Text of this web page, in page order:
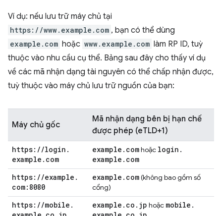
Ví dụ: nếu lưu trữ máy chủ tại
https://www.example.com , bạn có thể dùng
example.com hoặc www.example.com làm RP ID, tuỳ
thuộc vào nhu cầu cụ thể. Bảng sau đây cho thấy ví dụ
về các mã nhận dạng tài nguyên có thể chấp nhận được,
tuỳ thuộc vào máy chủ lưu trữ nguồn của bạn:
Máy chủ gốc
Mã nhận dạng bên bị hạn chế
được phép (eTLD+1)
https: //login .
example . com
example . comhoặc login .
example . com
https: //example .
com:8080
example . com(không bao gồm số
cổng)
https: //mobile .
example . co . jp hoặc mobile .